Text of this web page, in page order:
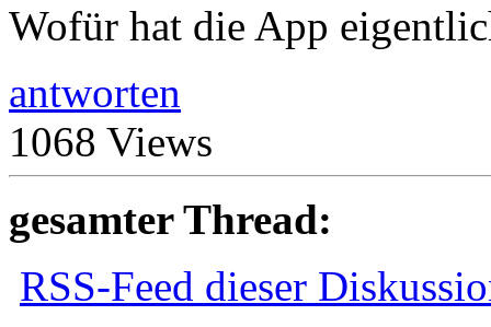
Wofür hat die App
antworten
1068 Views
gesamter Thread:
RSS-Feed dieser